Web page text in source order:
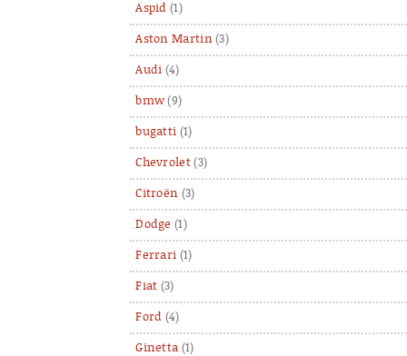
Aspid (1)
Aston Martin (3)
Audi (4)
bmw (9)
bugatti (1)
Chevrolet(3)
Citroën (3)
Dodge (1)
Ferrari (1)
Fiat (3)
Ford (4)
Ginetta (1)